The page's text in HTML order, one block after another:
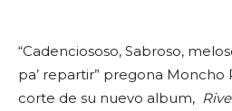
“Cadenciososo, Sabroso,
pa’ repartir” pregona Moncho
corte de su nuevo album,